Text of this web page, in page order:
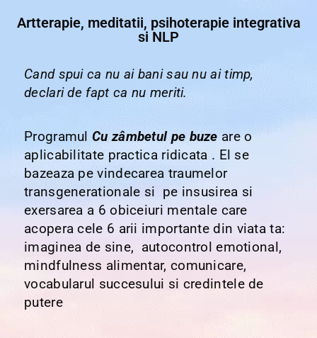
Artterapie, meditatii, psihoterapie integrativa
si NLP
Cand spui ca nu ai bani sau nu ai timp,
declari de fapt ca nu meriti.
ProgramulCu zâmbetul pe buze are o
aplicabilitate practica ridicata . El se
bazeaza pe vindecarea traumelor
transgenerationale si pe insusirea si
exersarea a 6 obiceiuri mentale care
acopera cele 6 arii importante din viata ta:
imaginea de sine, autocontrol emotional,
mindfulness alimentar, comunicare,
vocabularul succesului si credintele de
putere